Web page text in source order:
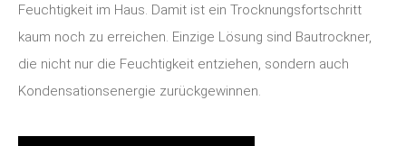
Feuchtigkeit im Haus. Damit ist ein Trocknungsfortschritt
kaum noch zu erreichen. Einzige Lösung sind Bautrockner,
die nicht nur die Feuchtigkeit entziehen, sondern auch
Kondensationsenergie zurückgewinnen.